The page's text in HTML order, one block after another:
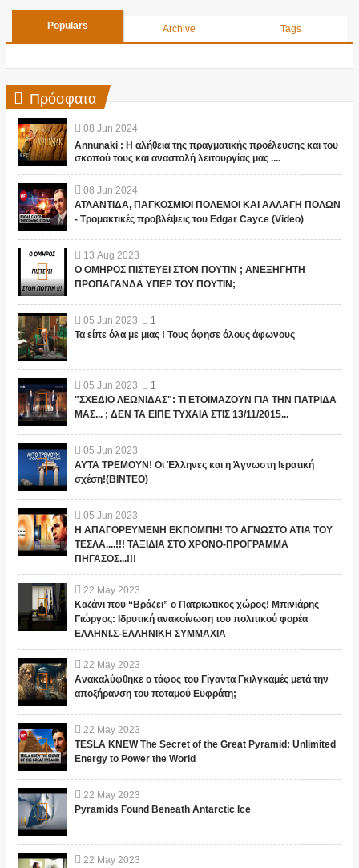
Populars Archive Tags
Πρόσφατα
08 Jun 2024
Annunaki : Η αλήθεια της πραγματικής προέλευσης και του
σκοπού τους και αναστολή λειτουργίας μας ....
08 Jun 2024
ΑΤΛΑΝΤΙΔΑ, ΠΑΓΚΟΣΜΙΟΙ ΠΟΛΕΜΟΙ ΚΑΙ ΑΛΛΑΓΗ ΠΟΛΩΝ
- Τρομακτικές προβλέψεις του Edgar Cayce (Video)
13 Aug 2023
Ο ΟΜΗΡΟΣ ΠΙΣΤΕΥΕΙ ΣΤΟΝ ΠΟΥΤΙΝ ; ΑΝΕΞΗΓΗΤΗ
ΠΡΟΠΑΓΑΝΔΑ ΥΠΕΡ ΤΟΥ ΠΟΥΤΙΝ;
05 Jun 2023
1
Τα είπε όλα με μιας ! Τους άφησε όλους άφωνους
05 Jun 2023
1
"ΣΧΕΔΙΟ ΛΕΩΝΙΔΑΣ": ΤΙ ΕΤΟΙΜΑΖΟΥΝ ΓΙΑ ΤΗΝ ΠΑΤΡΙΔΑ
ΜΑΣ... ; ΔΕΝ ΤΑ ΕΙΠΕ ΤΥΧΑΙΑ ΣΤΙΣ 13/11/2015...
05 Jun 2023
ΑΥΤΑ ΤΡΕΜΟΥΝ! Οι Έλληνες και η Άγνωστη Ιερατική
σχέση!(ΒΙΝΤΕΟ)
05 Jun 2023
Η ΑΠΑΓΟΡΕΥΜΕΝΗ ΕΚΠΟΜΠΗ! ΤΟ ΑΓΝΩΣΤΟ ΑΤΙΑ ΤΟΥ
ΤΕΣΛΑ....!!! ΤΑΞΙΔΙΑ ΣΤΟ ΧΡΟΝΟ-ΠΡΟΓΡΑΜΜΑ
ΠΗΓΑΣΟΣ...!!!
22 May 2023
Καζάνι που “Βράζει” ο Πατριωτικος χώρος! Μπινιάρης
Γιώργος: Ιδρυτική ανακοίνωση του πολιτικού φορέα
ΕΛΛΗΝΙ.Σ-ΕΛΛΗΝΙΚΗ ΣΥΜΜΑΧΙΑ
22 May 2023
Ανακαλύφθηκε ο τάφος του Γίγαντα Γκιλγκαμές μετά την
αποξήρανση του ποταμού Ευφράτη;
22 May 2023
TESLA KNEW The Secret of the Great Pyramid: Unlimited
Energy to Power the World
22 May 2023
Pyramids Found Beneath Antarctic Ice
22 May 2023